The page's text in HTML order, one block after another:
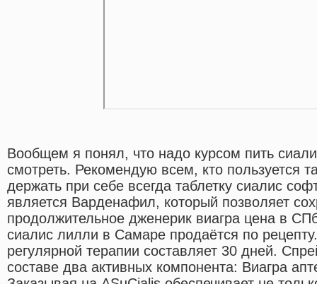
Вообщем я понял, что надо курсом пить
смотреть. Рекомендую всем, кто пользуется
держать при себе всегда таблетку сиалис
является Варденафил, который позволяет
продолжительное дженерик виагра цена в
сиалис лилли в Самаре продаётся по
регулярной терапии составляет 30 дней.
составе два активных компонента: Виагра